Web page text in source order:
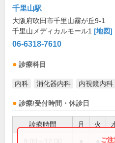
千里山駅
大阪府吹田市千里山霧が丘9-1
千里山メディカルモール1 [地図]
06-6318-7610
診療科目
内科 消化器内科 内視鏡内科
診療/受付時間・休診日
診療時間 月 火